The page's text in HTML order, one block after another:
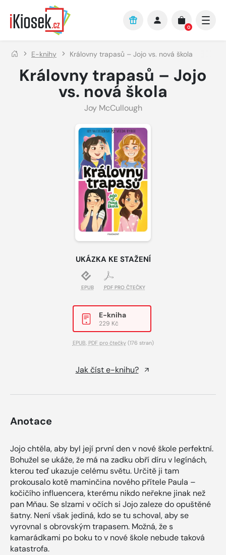
Přejít na hlavní obsah
0
E-knihy Královny trapasů – Jojo vs. nová škola
Královny trapasů – Jojo
vs. nová škola
Joy McCullough
UKÁZKA KE STAŽENÍ
EPUB PDF PRO ČTEČKY
E-kniha
229 Kč
EPUB, PDF pro čtečky(176 stran)
Jak číst e-knihu?
Anotace
Jojo chtěla, aby byl její první den v nové škole perfektní.
Bohužel se ukáže, že má na zadku obří díru v legínách,
kterou teď ukazuje celému světu. Určitě ji tam
prokousalo kotě maminčina nového přítele Paula –
kočičího influencera, kterému nikdo neřekne jinak než
pan Mňau. Se slzami v očích si Jojo zaleze do opuštěné
šatny. Není však jediná, kdo se tu schoval, aby se
vyrovnal s obrovským trapasem. Možná, že s
kamarádkami po boku to v nové škole nebude taková
katastrofa.